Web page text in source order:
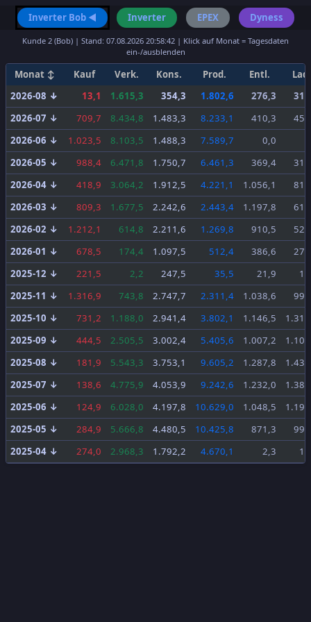
Inverter Bob ◀ Inverter EPEX Dyness
Kunde 2 (Bob) | Stand: 07.08.2026 20:58:42 | Klick auf Monat = Tagesdaten
ein-/ausblenden
Monat ↕ Kauf Verk. Kons. Prod. Entl.
Lad.
2026-08 ↓ 13,1 1.615,3 354,3 1.802,6 276,3
2026-07 ↓ 709,7 8.434,8 1.483,3 8.233,1 410,3
2026-06 ↓ 1.023,5 8.103,5 1.488,3 7.589,7 0,0
2026-05 ↓ 988,4 6.471,8 1.750,7 6.461,3 369,4
2026-04 ↓ 418,9 3.064,2 1.912,5 4.221,1 1.056,1
2026-03 ↓ 809,3 1.677,5 2.242,6 2.443,4 1.197,8
2026-02 ↓ 1.212,1 614,8 2.211,6 1.269,8 910,5
2026-01 ↓ 678,5 174,4 1.097,5 512,4 386,6
2025-12 ↓ 221,5 2,2 247,5 35,5 21,9
2025-11 ↓ 1.316,9 743,8 2.747,7 2.311,4 1.038,6
2025-10 ↓ 731,2 1.188,0 2.941,4 3.802,1 1.146,5
2025-09 ↓ 444,5 2.505,5 3.002,4 5.405,6 1.007,2
2025-08 ↓ 181,9 5.543,3 3.753,1 9.605,2 1.287,8
2025-07 ↓ 138,6 4.775,9 4.053,9 9.242,6 1.232,0
2025-06 ↓ 124,9 6.028,0 4.197,8 10.629,0 1.048,5
2025-05 ↓ 284,9 5.666,8 4.480,5 10.425,8 871,3
2025-04 ↓ 274,0 2.968,3 1.792,2 4.670,1 2,3